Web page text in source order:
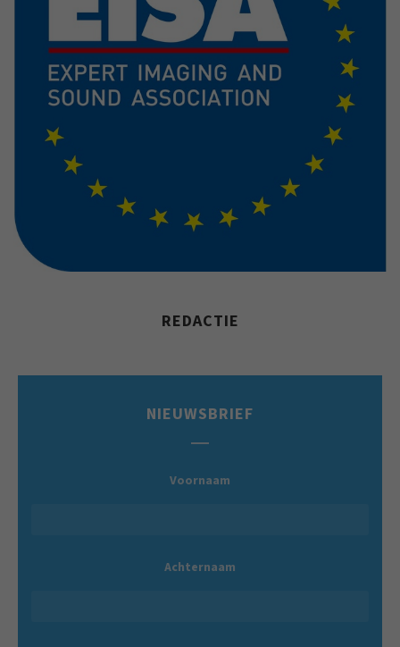
REDACTIE
NIEUWSBRIEF
Voornaam
Achternaam